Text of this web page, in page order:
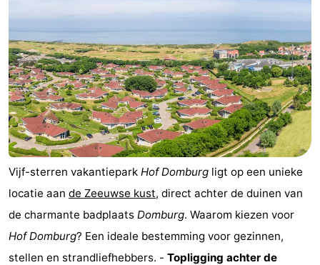
Praktisch
Forum
Route
-
Parkeren
Reisboekenwinkel
Medische
Vijf-sterren vakantiepark Hof Domburg ligt op een unieke
locatie aan de Zeeuwse kust, direct achter de duinen van
de charmante badplaats Domburg. Waarom kiezen voor
Hof Domburg? Een ideale bestemming voor gezinnen,
stellen en strandliefhebbers. - Topligging achter de